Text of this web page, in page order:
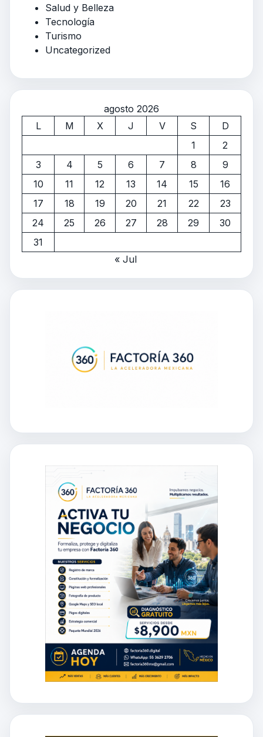
Salud y Belleza
Tecnología
Turismo
Uncategorized
agosto 2026
L
M X J V S
D
1
2
3
4 5 6 7 8
9
10
11 12 13 14 15
16
17
18 19 20 21 22
23
24
25 26 27 28 29
30
31
« Jul